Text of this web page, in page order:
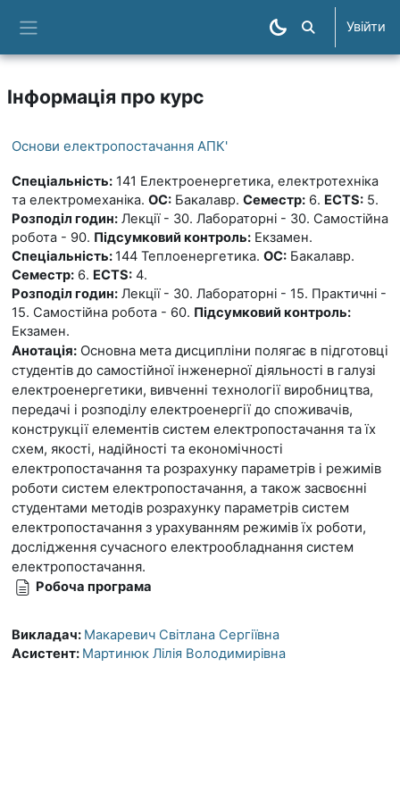
Пошук курсів
Увійти
Інформація про курс
Основи електропостачання АПК'
Спеціальність: 141 Електроенергетика, електротехніка
та електромеханіка. ОС: Бакалавр. Семестр: 6. ECTS: 5.
Розподіл годин: Лекції - 30. Лабораторні - 30. Самостійна
робота - 90. Підсумковий контроль: Екзамен.
Спеціальність: 144 Теплоенергетика. ОС: Бакалавр.
Семестр: 6. ECTS: 4.
Розподіл годин: Лекції - 30. Лабораторні - 15. Практичні -
15. Самостійна робота - 60. Підсумковий контроль:
Екзамен.
Анотація: Основна мета дисципліни полягає в підготовці
студентів до самостійної інженерної діяльності в галузі
електроенергетики, вивченні технології виробництва,
передачі і розподілу електроенергії до споживачів,
конструкції елементів систем електропостачання та їх
схем, якості, надійності та економічності
електропостачання та розрахунку параметрів і режимів
роботи систем електропостачання, а також засвоєнні
студентами методів розрахунку параметрів систем
електропостачання з урахуванням режимів їх роботи,
дослідження сучасного електрообладнання систем
електропостачання.
Робоча програма
Викладач: Макаревич Світлана Сергіївна
Асистент: Мартинюк Лілія Володимирівна